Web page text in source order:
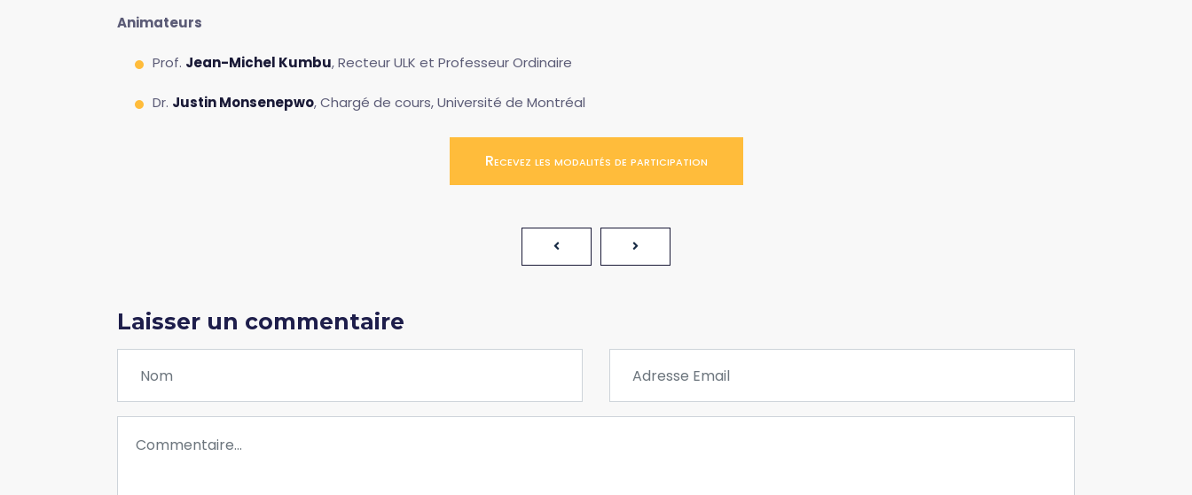
Animateurs
Prof. Jean-Michel Kumbu, Recteur ULK et Professeur Ordinaire
Dr. Justin Monsenepwo, Chargé de cours, Université de Montréal
Recevez les modalités de participation
Laisser un commentaire